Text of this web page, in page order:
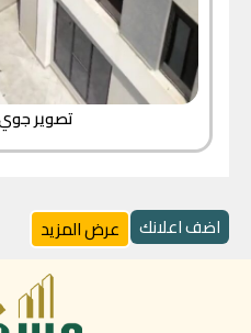
تصوير
اضف اعلانك عرض المزيد